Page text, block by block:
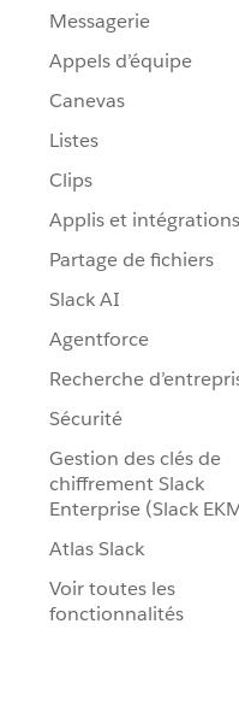
Messagerie
Appels d’équipe
Canevas
Listes
Clips
Applis et intégrations
Partage de fichiers
Slack AI
Agentforce
Recherche
Sécurité
Gestion des clés de
chiffrement Slack
Enterprise (Slack
Atlas Slack
Voir toutes les
fonctionnalités